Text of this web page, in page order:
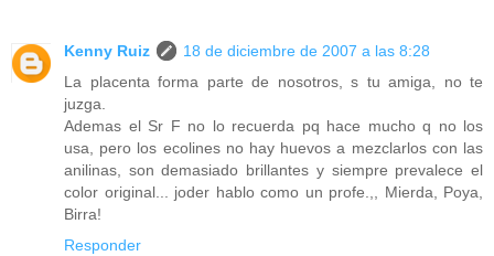
Kenny Ruiz
18 de diciembre de 2007 a las 8:28
La placenta forma parte de nosotros, s tu amiga, no te
juzga.
Ademas el Sr F no lo recuerda pq hace mucho q no los
usa, pero los ecolines no hay huevos a mezclarlos con las
anilinas, son demasiado brillantes y siempre prevalece el
color original... joder hablo como un profe.,, Mierda, Poya,
Birra!
Responder